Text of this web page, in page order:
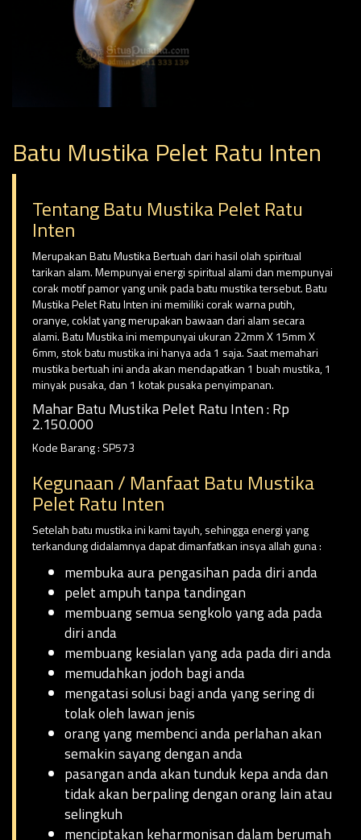
Batu Mustika Pelet Ratu Inten
Tentang Batu Mustika Pelet Ratu
Inten
Merupakan Batu Mustika Bertuah dari hasil olah spiritual
tarikan alam. Mempunyai energi spiritual alami dan mempunyai
corak motif pamor yang unik pada batu mustika tersebut. Batu
Mustika Pelet Ratu Inten ini memiliki corak warna putih,
oranye, coklat yang merupakan bawaan dari alam secara
alami. Batu Mustika ini mempunyai ukuran 22mm X 15mm X
6mm, stok batu mustika ini hanya ada 1 saja. Saat memahari
mustika bertuah ini anda akan mendapatkan 1 buah mustika, 1
minyak pusaka, dan 1 kotak pusaka penyimpanan.
Mahar Batu Mustika Pelet Ratu Inten : Rp
2.150.000
Kode Barang : SP573
Kegunaan / Manfaat Batu Mustika
Pelet Ratu Inten
Setelah batu mustika ini kami tayuh, sehingga energi yang
terkandung didalamnya dapat dimanfatkan insya allah guna :
membuka aura pengasihan pada diri anda
pelet ampuh tanpa tandingan
membuang semua sengkolo yang ada pada
diri anda
membuang kesialan yang ada pada diri anda
memudahkan jodoh bagi anda
mengatasi solusi bagi anda yang sering di
tolak oleh lawan jenis
orang yang membenci anda perlahan akan
semakin sayang dengan anda
pasangan anda akan tunduk kepa anda dan
tidak akan berpaling dengan orang lain atau
selingkuh
menciptakan keharmonisan dalam berumah